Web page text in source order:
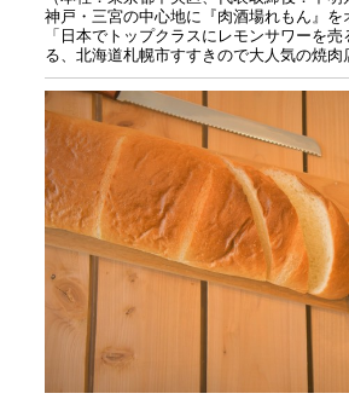
神戸・三宮の中心地に『肉酒場れもん』を
「日本でトップクラスにレモンサワーを
る、北海道札幌市すすきので大人気の焼肉